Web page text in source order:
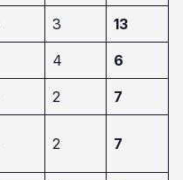
3 13
4 6
2 7
2 7